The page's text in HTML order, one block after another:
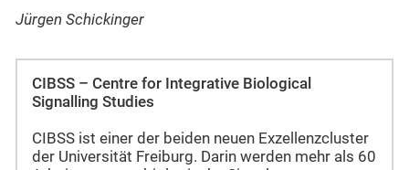
Jürgen Schickinger
CIBSS – Centre for Integrative Biological
Signalling Studies
CIBSS ist einer der beiden neuen Exzellenzcluster
der Universität Freiburg. Darin werden mehr als 60